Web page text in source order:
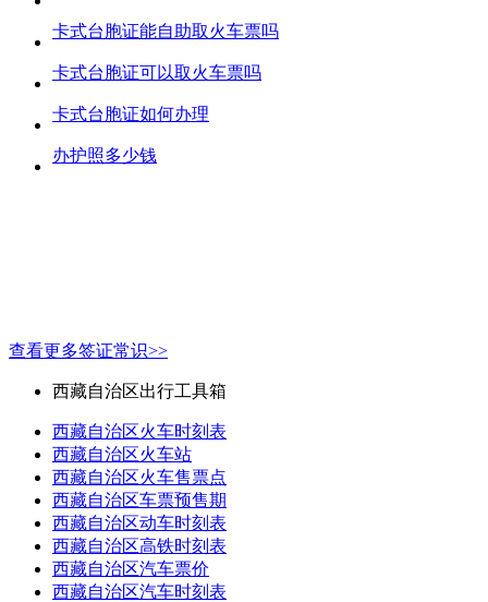
卡式台胞证能自助取火车票吗
卡式台胞证可以取火车票吗
卡式台胞证如何办理
办护照多少钱
查看更多签证常识>>
西藏自治区出行工具箱
西藏自治区火车时刻表
西藏自治区火车站
西藏自治区火车售票点
西藏自治区车票预售期
西藏自治区动车时刻表
西藏自治区高铁时刻表
西藏自治区汽车票价
西藏自治区汽车时刻表